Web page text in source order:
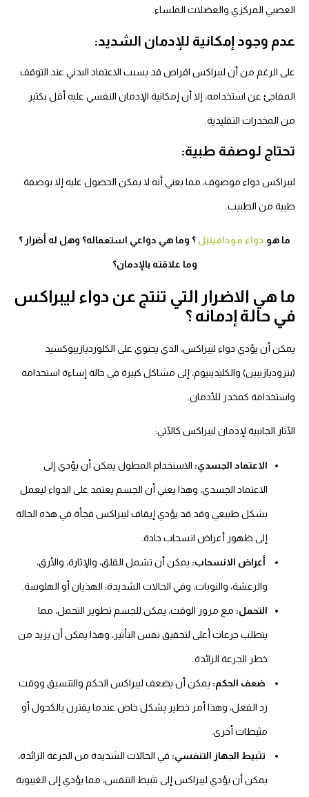
العصبي المركزي والعضلات الملساء.
عدم وجود إمكانية للإدمان الشديد:
على الرغم من أن ليبراكس اقراص قد يسبب الاعتماد البدني عند التوقف
المفاجئ عن استخدامه، إلا أن إمكانية الإدمان النفسي عليه أقل بكثير
من المخدرات التقليدية.
تحتاج لوصفة طبية:
ليبراكس دواء موصوف، مما يعني أنه لا يمكن الحصول عليه إلا بوصفة
طبية من الطبيب.
ما هو دواء مودافينيل ؟ وما هي دواعي استعماله؟ وهل له أضرار ؟
وما علاقته بالإدمان؟
ما هي الاضرار التي تنتج عن دواء ليبراكس
في حالة إدمانه ؟
يمكن أن يؤدي دواء ليبراكس، الذي يحتوي على الكلورديازيبوكسيد
(بنزوديازيبين) والكليدينيوم، إلى مشاكل كبيرة في حالة إساءة استخدامه
واستخدامة كمخدر للأدمان.
الآثار الجانبية لإدمان ليبراكس كالآتي:
الاعتماد الجسدي: الاستخدام المطول يمكن أن يؤدي إلى
الاعتماد الجسدي، وهذا يعني أن الجسم يعتمد على الدواء ليعمل
بشكل طبيعي وقد قد يؤدي إيقاف ليبراكس فجأة في هذه الحالة
إلى ظهور أعراض انسحاب حادة.
أعراض الانسحاب: يمكن أن تشمل القلق، والإثارة، والأرق،
والرعشة، والنوبات، وفي الحالات الشديدة، الهذيان أو الهلوسة.
التحمل: مع مرور الوقت، يمكن للجسم تطوير التحمل، مما
يتطلب جرعات أعلى لتحقيق نفس التأثير، وهذا يمكن أن يزيد من
خطر الجرعة الزائدة.
ضعف الحكم: يمكن أن يضعف ليبراكس الحكم والتنسيق ووقت
رد الفعل، وهذا أمر خطير بشكل خاص عندما يقترن بالكحول أو
مثبطات أخرى.
تثبيط الجهاز التنفسي: في الحالات الشديدة من الجرعة الزائدة،
يمكن أن يؤدي ليبراكس إلى تثبيط التنفس، مما يؤدي إلى الغيبوبة